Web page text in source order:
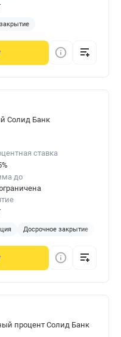
Солид Банк
ставка
до
Досрочное закрытие
процент Солид Банк